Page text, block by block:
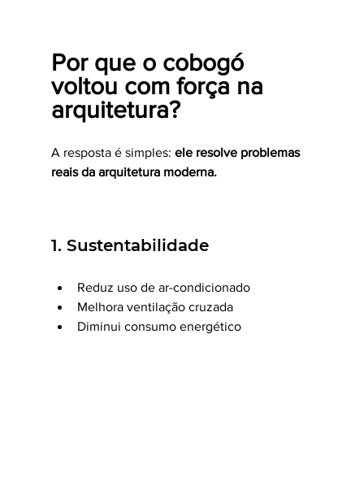
Por que o cobogó
voltou com força na
arquitetura?
A resposta é simples: ele resolve problemas
reais da arquitetura moderna.
1. Sustentabilidade
Reduz uso de ar-condicionado
Melhora ventilação cruzada
Diminui consumo energético